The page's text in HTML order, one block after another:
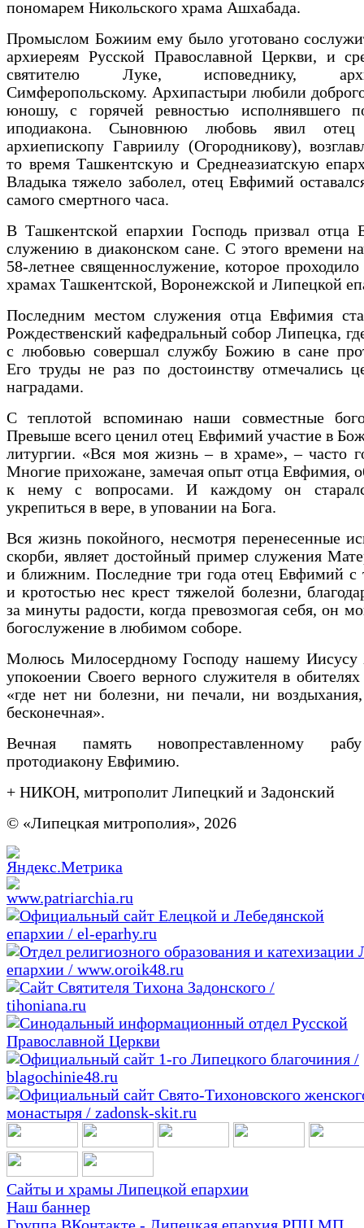
пономарем Никольского храма Ашхабада.
Промыслом Божиим ему было уготовано
архиереям Русской Православной Церкви, и
святителю Луке, исповеднику,
Симферопольскому. Архипастыри любили
юношу, с горячей ревностью исполнявшего
иподиакона. Сыновнюю любовь явил
архиепископу Гавриилу (Огородникову),
то время Ташкентскую и Среднеазиатскую
Владыка тяжело заболел, отец Евфимий
самого смертного часа.
В Ташкентской епархии Господь призвал отца
служению в диаконском сане. С этого времени
58-летнее священнослужение, которое
храмах Ташкентской, Воронежской и Липецкой
Последним местом служения отца Евфимия
Рождественский кафедральный собор Липецка,
с любовью совершал службу Божию в сане
Его труды не раз по достоинству отмечались
наградами.
С теплотой вспоминаю наши совместные
Превыше всего ценил отец Евфимий участие в
литургии. «Вся моя жизнь – в храме», – часто
Многие прихожане, замечая опыт отца Евфимия,
к нему с вопросами. И каждому он
укрепиться в вере, в уповании на Бога.
Вся жизнь покойного, несмотря перенесенные
скорби, являет достойный пример служения
и ближним. Последние три года отец Евфимий с
и кротостью нес крест тяжелой болезни,
за минуты радости, когда превозмогая себя, он
богослужение в любимом соборе.
Молюсь Милосердному Господу нашему Иисусу
упокоении Своего верного служителя в
«где нет ни болезни, ни печали, ни
бесконечная».
Вечная память новопреставленному
протодиакону Евфимию.
+ НИКОН, митрополит Липецкий и Задонский
© «Липецкая митрополия», 2026
Сайты и храмы Липецкой епархии
Наш баннер